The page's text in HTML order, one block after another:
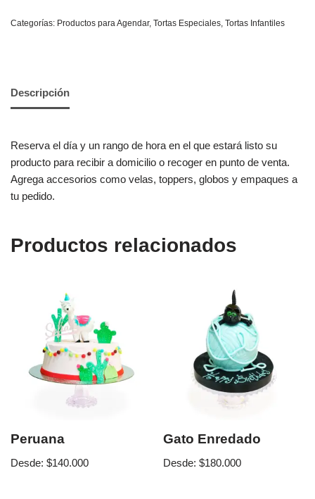
Categorías: Productos para Agendar, Tortas Especiales Tortas Infantiles
Descripción
Reserva el día y un rango de hora en el que estará listo su
producto para recibir a domicilio o recoger en punto de venta.
Agrega accesorios como velas, toppers, globos y empaques a
tu pedido.
Productos relacionados
Peruana
Desde: $140.000
Gato Enredado
Desde:$180.000